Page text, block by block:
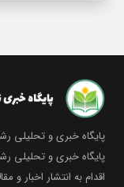
پایگاه خبری و تحلیلی
پایگاه خبری و تحلیلی
اقدام به انتشار اخبار